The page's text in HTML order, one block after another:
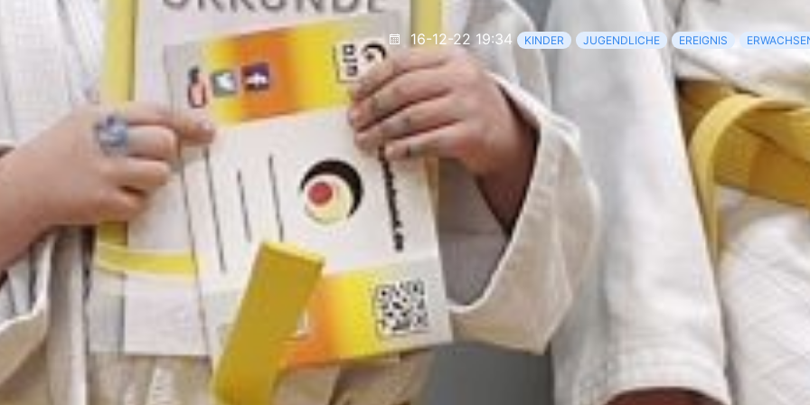
16-12-22 19:34 KINDER JUGENDLICHE EREIGNIS